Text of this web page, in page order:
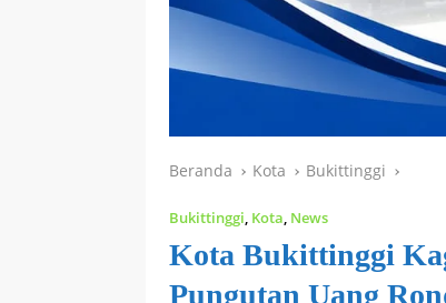
Beranda Kota Bukittinggi
Bukittinggi, Kota, News
Kota Bukittinggi
Pungutan Uang